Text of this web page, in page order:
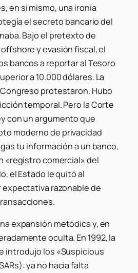
en sí mismo, una ironía
el secreto bancario del
Bajo el pretexto de
y evasión fiscal, el
bancos a reportar al Tesoro
a 10.000 dólares. La
Congreso protestaron. Hubo
temporal. Pero la Corte
con un argumento que
moderno de privacidad
tu información a un banco,
«registro comercial» del
el Estado le quitó al
razonable de
expansión metódica y, en
oculta. En 1992, la
introdujo los «Suspicious
ya no hacía falta